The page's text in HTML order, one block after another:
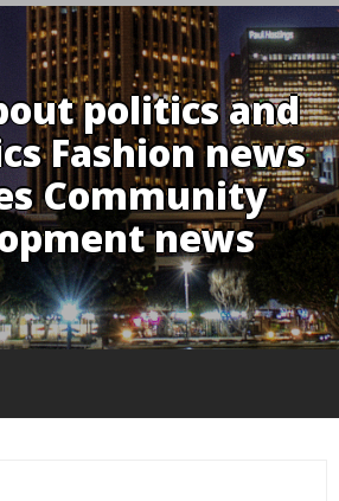
politics and
Fashion news
Community
news